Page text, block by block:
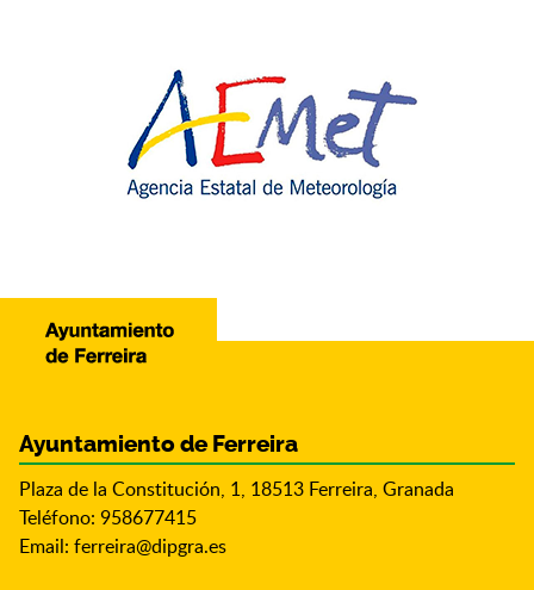
Ayuntamiento de Ferreira
Plaza de la Constitución, 1, 18513 Ferreira, Granada
Teléfono: 958677415
Email: ferreira@dipgra.es